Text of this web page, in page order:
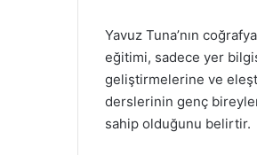
Yavuz Tuna’nın
eğitimi, sadece yer
geliştirmelerine ve
derslerinin genç
sahip olduğunu belirtir.